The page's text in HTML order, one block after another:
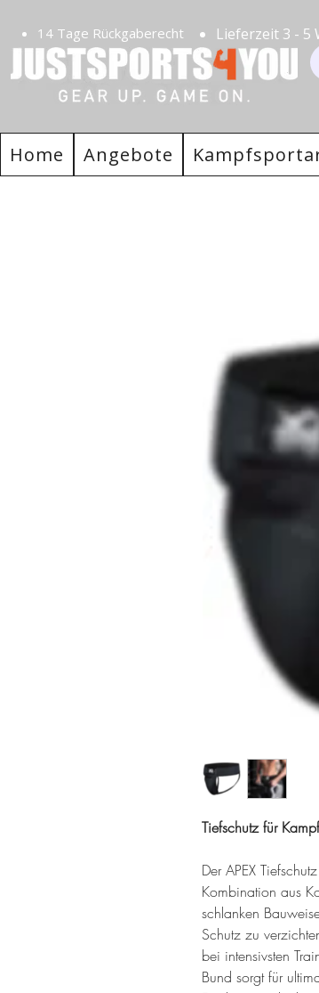
14 Tage Rückgaberecht Lieferzeit 3 - 5
Home Angebote
Tiefschutz für
Der APEX
Kombination aus
schlanken
Schutz zu
bei intensivsten
Bund sorgt für